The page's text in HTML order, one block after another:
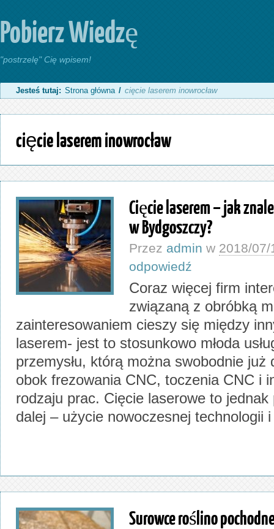
Pobierz Wiedzę
"postrzelę" Cię wpisem!
Jesteś tutaj: Strona główna / cięcie laserem inowrocław
cięcie laserem inowrocław
Cięcie laserem – jak
w Bydgoszczy?
Przez admin w 2018/07/
odpowiedź
Coraz więcej firm
związaną z obróbką
zainteresowaniem cieszy się między
laserem- jest to stosunkowo młoda
przemysłu, którą można swobodnie już
obok frezowania CNC, toczenia CNC i
rodzaju prac. Cięcie laserowe to jednak
dalej – użycie nowoczesnej technologii
Surowce roślino